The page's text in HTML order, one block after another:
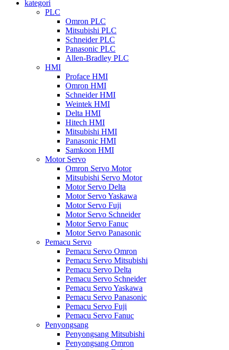
kategori
PLC
Omron PLC
Mitsubishi PLC
Schneider PLC
Panasonic PLC
Allen-Bradley PLC
HMI
Proface HMI
Omron HMI
Schneider HMI
Weintek HMI
Delta HMI
Hitech HMI
Mitsubishi HMI
Panasonic HMI
Samkoon HMI
Motor Servo
Omron Servo Motor
Mitsubishi Servo Motor
Motor Servo Delta
Motor Servo Yaskawa
Motor Servo Fuji
Motor Servo Schneider
Motor Servo Fanuc
Motor Servo Panasonic
Pemacu Servo
Pemacu Servo Omron
Pemacu Servo Mitsubishi
Pemacu Servo Delta
Pemacu Servo Schneider
Pemacu Servo Yaskawa
Pemacu Servo Panasonic
Pemacu Servo Fuji
Pemacu Servo Fanuc
Penyongsang
Penyongsang Mitsubishi
Penyongsang Omron